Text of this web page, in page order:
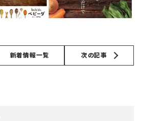
次の記事
新着情報一覧